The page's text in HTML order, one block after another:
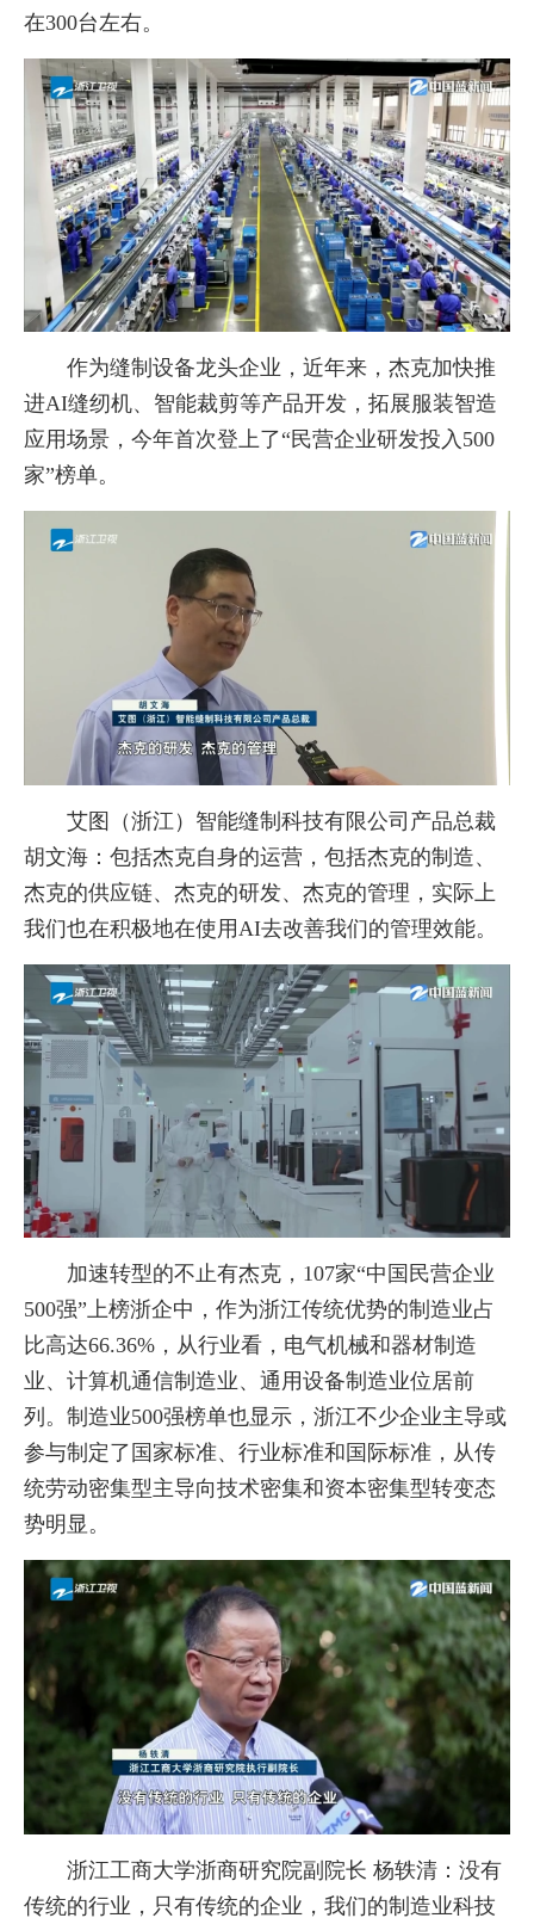
在300台左右。
作为缝制设备龙头企业，近年来，杰克加快推
进AI缝纫机、智能裁剪等产品开发，拓展服装智造
应用场景，今年首次登上了“民营企业研发投入500
家”榜单。
艾图（浙江）智能缝制科技有限公司产品总裁
胡文海：包括杰克自身的运营，包括杰克的制造、
杰克的供应链、杰克的研发、杰克的管理，实际上
我们也在积极地在使用AI去改善我们的管理效能。
加速转型的不止有杰克，107家“中国民营企业
500强”上榜浙企中，作为浙江传统优势的制造业占
比高达66.36%，从行业看，电气机械和器材制造
业、计算机通信制造业、通用设备制造业位居前
列。制造业500强榜单也显示，浙江不少企业主导或
参与制定了国家标准、行业标准和国际标准，从传
统劳动密集型主导向技术密集和资本密集型转变态
势明显。
浙江工商大学浙商研究院副院长 杨轶清：没有
传统的行业，只有传统的企业，我们的制造业科技